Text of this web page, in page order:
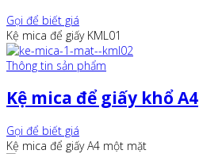
Gọi để biết giá
Kệ mica để giấy KML01
Thông tin sản phẩm
Kệ mica để giấy khổ A4
Gọi để biết giá
Kệ mica để giấy A4 một mặt